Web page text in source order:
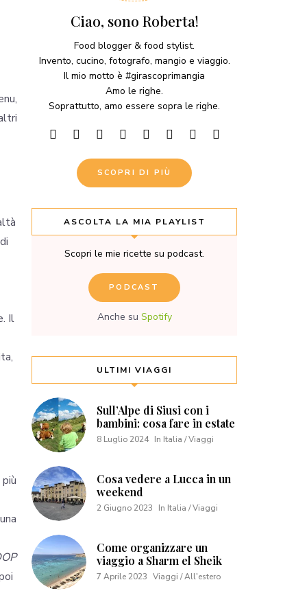
Il
Ciao, sono Roberta!
Food blogger & food stylist.
Invento, cucino, fotografo, mangio e viaggio.
Il mio motto è #girascoprimangia
Amo le righe.
Soprattutto, amo essere sopra le righe.
SCOPRI DI PIÙ
ASCOLTA LA MIA PLAYLIST
Scopri le mie ricette su podcast.
PODCAST
Anche su Spotify
ULTIMI VIAGGI
Sull’Alpe di Siusi con i
bambini: cosa fare in estate
8 Luglio 2024 In Italia / Viaggi
Cosa vedere a Lucca in un
weekend
2 Giugno 2023 In Italia / Viaggi
Come organizzare un
viaggio a Sharm el Sheik
7 Aprile 2023 Viaggi / All'estero